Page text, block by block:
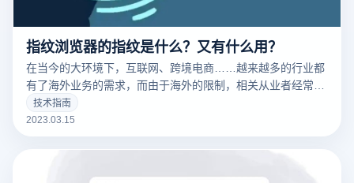
指纹浏览器的指纹是什么？又有什么用？
在当今的大环境下，互联网、跨境电商……越来越多的行业都
有了海外业务的需求，而由于海外的限制，相关从业者经常要
针对不同的工作内容用到不同的IP，这时候便要用到指纹浏览
器。要清楚的了解什么是指纹浏览器之前，我们需要知道什么
很大的不同
技术指南
2023.03.15